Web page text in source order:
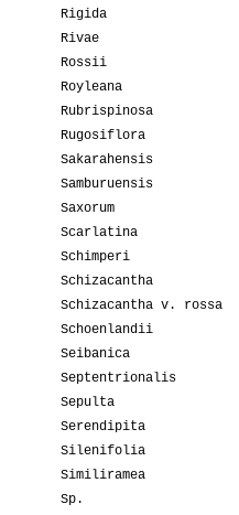
Rigida
Rivae
Rossii
Royleana
Rubrispinosa
Rugosiflora
Sakarahensis
Samburuensis
Saxorum
Scarlatina
Schimperi
Schizacantha
Schizacantha v. rossa
Schoenlandii
Seibanica
Septentrionalis
Sepulta
Serendipita
Silenifolia
Similiramea
Sp.